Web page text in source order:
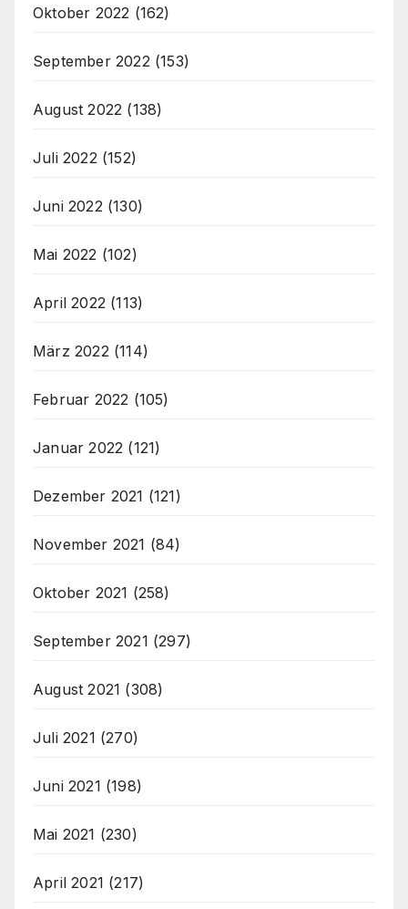
Oktober 2022 (162)
September 2022 (153)
August 2022 (138)
Juli 2022 (152)
Juni 2022 (130)
Mai 2022 (102)
April 2022 (113)
März 2022 (114)
Februar 2022 (105)
Januar 2022 (121)
Dezember 2021 (121)
November 2021 (84)
Oktober 2021 (258)
September 2021 (297)
August 2021 (308)
Juli 2021 (270)
Juni 2021 (198)
Mai 2021 (230)
April 2021 (217)